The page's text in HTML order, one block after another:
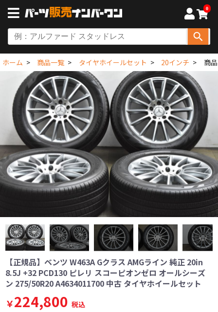
0
ホーム 商品一覧 タイヤホイールセット 20インチ 商
【正規品】ベンツ W463A Gクラス AMGライン 純正 20in
8.5J +32 PCD130 ピレリ スコーピオンゼロ オールシーズ
ン 275/50R20 A4634011700 中古 タイヤホイールセット
￥224,800 税込